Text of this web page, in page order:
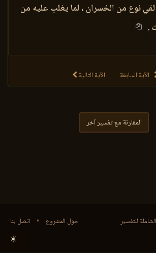
نوع من الخسران ، لما يغلب عليه من
.
الآية السابقة الآية التالية
المقارنة مع تفسير آخر
حول المشروع • اتصل بنا للتفسير
☀